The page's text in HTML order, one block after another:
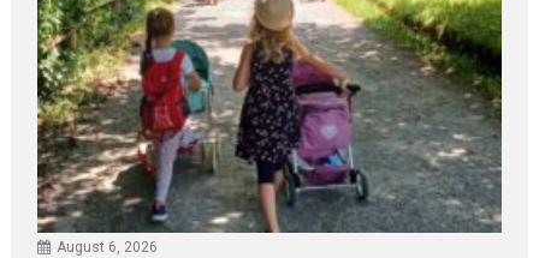
August 6, 2026